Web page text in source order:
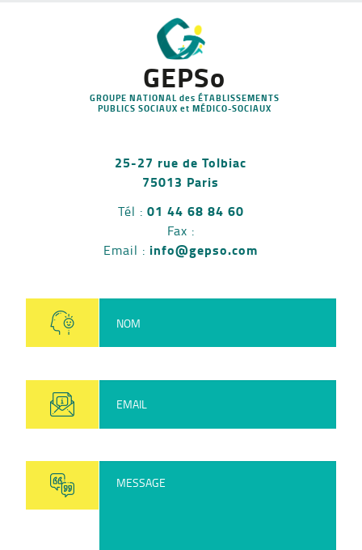
GEPSo
GROUPE NATIONAL des ÉTABLISSEMENTS
PUBLICS SOCIAUX et MÉDICO-SOCIAUX
25-27 rue de Tolbiac
75013 Paris
Tél : 01 44 68 84 60
Fax :
Email : info@gepso.com